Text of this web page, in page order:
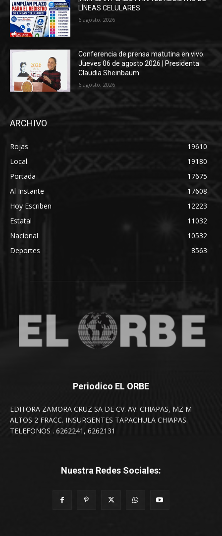
LÍNEAS CELULARES
6 agosto, 2026
Conferencia de prensa matutina en vivo.
Jueves 06 de agosto 2026 | Presidenta
Claudia Sheinbaum
6 agosto, 2026
ARCHIVO
Rojas
19610
Local
19180
Portada
17675
Al Instante
17608
Hoy Escriben
12223
Estatal
11032
Nacional
10532
Deportes
8563
Periodico EL ORBE
EDITORA ZAMORA CRUZ SA DE CV. AV. CHIAPAS, MZ M
ALTOS 2 FRACC. INSURGENTES TAPACHULA CHIAPAS.
TELEFONOS . 6262241, 6262131
Nuestra Redes Sociales: